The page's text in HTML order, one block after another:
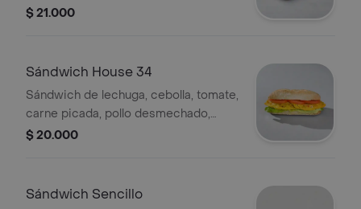
doble queso gratinado, acompañado
$ 21.000
Sándwich House 34
Sándwich de lechuga, cebolla, tomate,
carne picada, pollo desmechado,
tocineta, tártara, piña, doble queso
$ 20.000
Sándwich Sencillo